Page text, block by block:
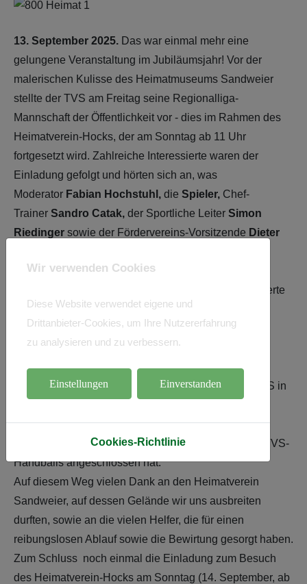
13. September 2025. Das war einmal mehr eine
gelungene Veranstaltung im Jubiläumsjahr! Vor der
malerischen Kulisse des Heimatmuseums Sandweier
stellte der TVS am Freitag seine Regionalliga-
Mannschaft der Öffentlichkeit vor - dies im Rahmen des
Heimatverein-Hocks, der am Sonntag ab 11 Uhr
fortgesetzt wird. Zahlreiche Interessierte waren der
Einladung gefolgt und hörten sich an, was
Moderator Fabian Hochstuhl, die Spieler, Chef-
Trainer Sandro Catak, der Sportliche Leiter Simon
Riedinger sowie der Fördervereins-Vorsitzende Dieter
Zudem wurde im Schopf des Heimatvereins die
konzipierte
Ausstellung "100 Jahre Handball in
Sandweier"eröffnet, zu deren Gelingen die
PraktikerChristian Schäferund Heiko
Detschermitschentscheidend beigetragen haben.
Am Vortag des heutigen Regionalliga-Spiels des TVS in
Veranstaltung, die sich nahtlos an die bisher sehr
gelungenen Aktionen zum 100-Jahre-Jubiläum des TVS-
Handballs angeschlossen hat.
Auf diesem Weg vielen Dank an den Heimatverein
Sandweier, auf dessen Gelände wir uns ausbreiten
durften, sowie an die vielen Helfer, die für einen
reibungslosen Ablauf sowie die Bewirtung gesorgt haben.
Zum Schluss noch einmal die Einladung zum Besuch
des Heimatverein-Hocks am Sonntag (14. September, ab
Wir verwenden Cookies
Diese Website verwendet eigene und
Drittanbieter-Cookies, um Ihre Nutzererfahrung
zu analysieren und zu verbessern.
Einstellungen Einverstanden
Cookies-Richtlinie